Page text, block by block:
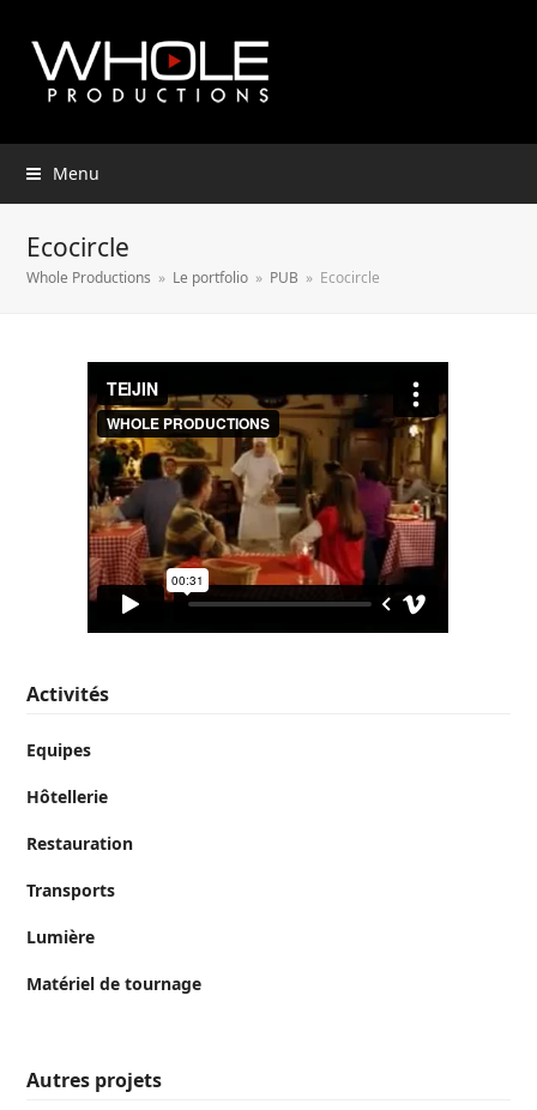
Menu
Ecocircle
Whole Productions » Le portfolio » PUB » Ecocircle
Activités
Equipes
Hôtellerie
Restauration
Transports
Lumière
Matériel de tournage
Autres projets